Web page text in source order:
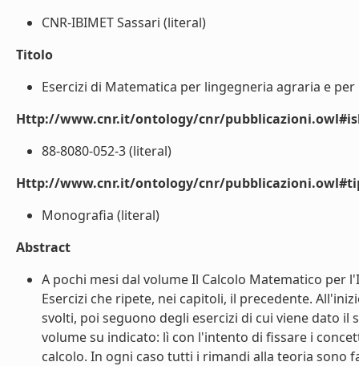
CNR-IBIMET Sassari (literal)
Titolo
Esercizi di Matematica per lingegneria agraria e
Http://www.cnr.it/ontology/cnr/
88-8080-052-3 (literal)
Http://www.cnr.it/ontology/cnr/
Monografia (literal)
Abstract
A pochi mesi dal volume Il Calcolo Matematico per
Esercizi che ripete, nei capitoli, il precedente.
svolti, poi seguono degli esercizi di cui viene dato
volume su indicato: lì con l'intento di fissare i
calcolo. In ogni caso tutti i rimandi alla teoria